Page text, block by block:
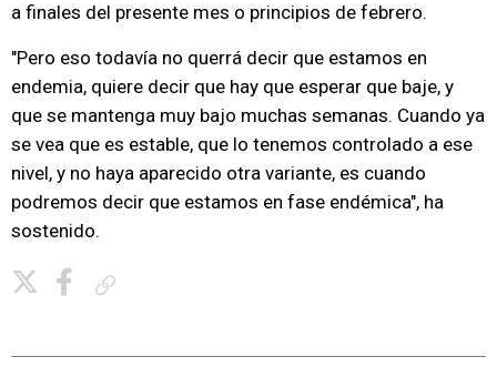
a finales del presente mes o principios de febrero.
"Pero eso todavía no querrá decir que estamos en
endemia, quiere decir que hay que esperar que baje, y
que se mantenga muy bajo muchas semanas. Cuando ya
se vea que es estable, que lo tenemos controlado a ese
nivel, y no haya aparecido otra variante, es cuando
podremos decir que estamos en fase endémica", ha
sostenido.